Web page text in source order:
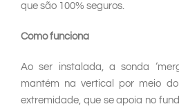
que são 100% seguros.
Como funciona
Ao ser instalada, a sonda
mantém na vertical por meio
extremidade, que se apoia no